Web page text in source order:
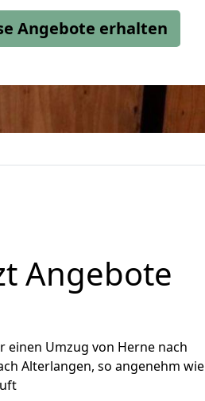
Angebote erhalten
Angebote
einen Umzug von Herne nach
Alterlangen, so angenehm wie